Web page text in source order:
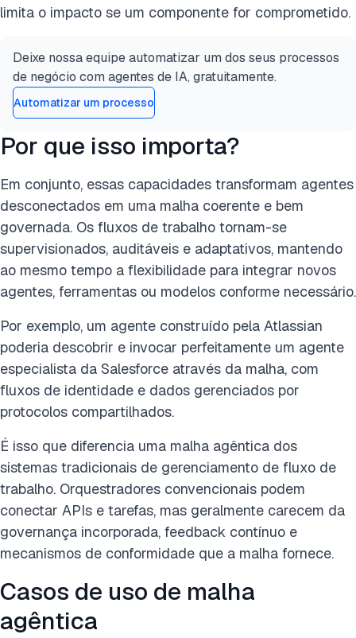
limita o impacto se um componente for comprometido.
Deixe nossa equipe automatizar um dos seus processos
de negócio com agentes de IA, gratuitamente.
Automatizar um processo
Por que isso importa?
Em conjunto, essas capacidades transformam agentes
desconectados em uma malha coerente e bem
governada. Os fluxos de trabalho tornam-se
supervisionados, auditáveis e adaptativos, mantendo
ao mesmo tempo a flexibilidade para integrar novos
agentes, ferramentas ou modelos conforme necessário.
Por exemplo, um agente construído pela Atlassian
poderia descobrir e invocar perfeitamente um agente
especialista da Salesforce através da malha, com
fluxos de identidade e dados gerenciados por
protocolos compartilhados.
É isso que diferencia uma malha agêntica dos
sistemas tradicionais de gerenciamento de fluxo de
trabalho. Orquestradores convencionais podem
conectar APIs e tarefas, mas geralmente carecem da
governança incorporada, feedback contínuo e
mecanismos de conformidade que a malha fornece.
Casos de uso de malha
agêntica